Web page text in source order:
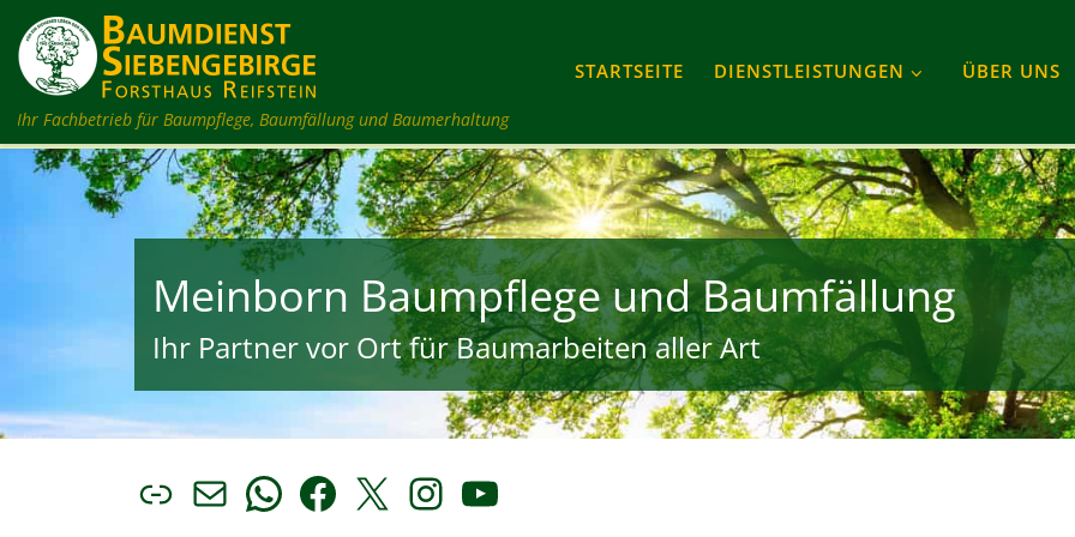
Zum Inhalt springen
Ihr Fachbetrieb für Baumpflege, Baumfällung und Baumerhaltung
STARTSEITE DIENSTLEISTUNGEN ÜBER UNS
Meinborn Baumpflege und Baumfällung
Ihr Partner vor Ort für Baumarbeiten aller Art
LinkE-Mail
WhatsApp
Facebook
X Instagram
YouTube